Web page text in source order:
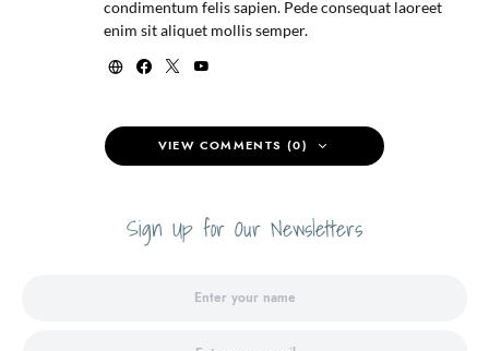
condimentum felis sapien. Pede consequat laoreet
enim sit aliquet mollis semper.
VIEW COMMENTS (0)
Sign Up for Our Newsletters